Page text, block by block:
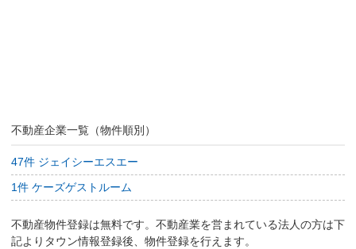
不動産企業一覧（物件順別）
47件 ジェイシーエスエー
1件 ケーズゲストルーム
不動産物件登録は無料です。不動産業を営まれている法人の方は下
記よりタウン情報登録後、物件登録を行えます。